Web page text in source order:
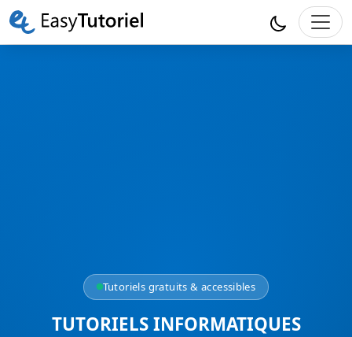
Tutoriels gratuits & accessibles
TUTORIELS INFORMATIQUES